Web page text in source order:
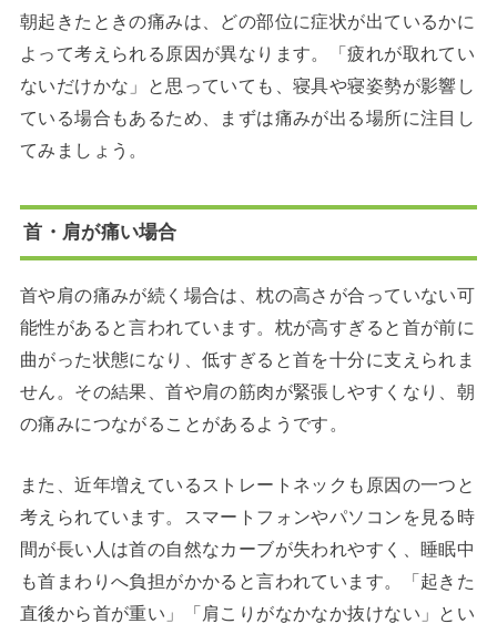
朝起きたときの痛みは、どの部位に症状が出ているかに
よって考えられる原因が異なります。「疲れが取れてい
ないだけかな」と思っていても、寝具や寝姿勢が影響し
ている場合もあるため、まずは痛みが出る場所に注目し
てみましょう。
首・肩が痛い場合
首や肩の痛みが続く場合は、枕の高さが合っていない可
能性があると言われています。枕が高すぎると首が前に
曲がった状態になり、低すぎると首を十分に支えられま
せん。その結果、首や肩の筋肉が緊張しやすくなり、朝
の痛みにつながることがあるようです。
また、近年増えているストレートネックも原因の一つと
考えられています。スマートフォンやパソコンを見る時
間が長い人は首の自然なカーブが失われやすく、睡眠中
も首まわりへ負担がかかると言われています。「起きた
直後から首が重い」「肩こりがなかなか抜けない」とい